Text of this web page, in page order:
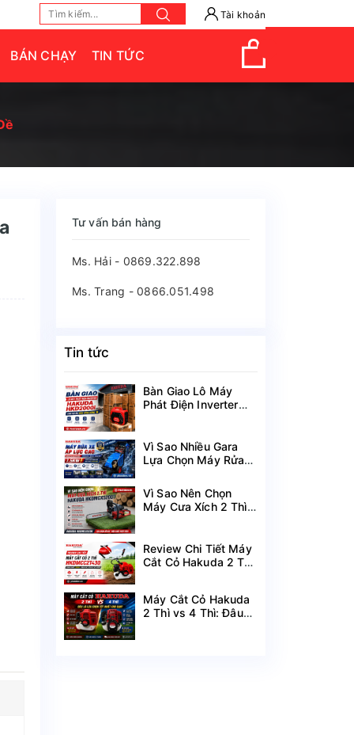
Tài khoản
BÁN CHẠY TIN TỨC
Tư vấn bán hàng
Ms. Hải - 0869.322.898
Ms. Trang - 0866.051.498
Tin tức
Bàn Giao Lô Máy
Phát Điện Inverter
Nắng Nóng
Vì Sao Nhiều Gara
Lựa Chọn Máy Rửa
MRXCAHKD7500?
Vì Sao Nên Chọn
Máy Cưa Xích 2 Thì
Review Chi Tiết Máy
Cắt Cỏ Hakuda 2 Thì
Máy Cắt Cỏ Hakuda
2 Thì vs 4 Thì: Đâu